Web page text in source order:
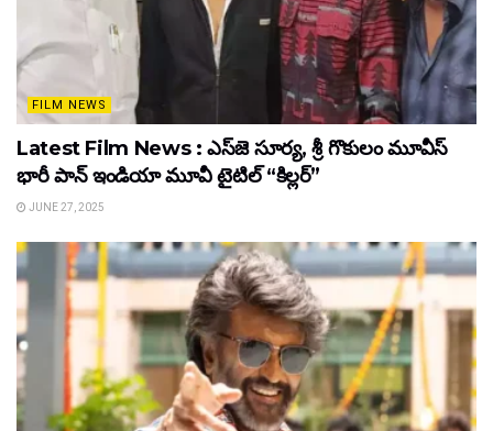
FILM NEWS
Latest Film News : ఎస్‌జె సూర్య, శ్రీ గొకులం మూవీస్‌
భారీ పాన్‌ ఇండియా మూవీ టైటిల్ “కిల్లర్”
JUNE 27, 2025